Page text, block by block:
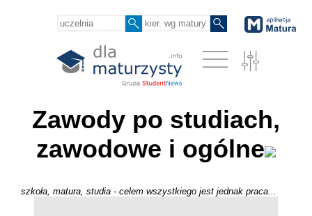
Zawody po studiach,
zawodowe i ogólne
szkoła, matura, studia - celem wszystkiego jest jednak praca...